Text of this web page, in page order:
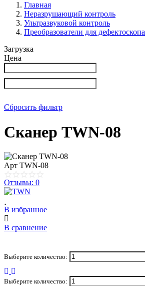
Главная
Неразрушающий контроль
Ультразвуковой контроль
Преобразователи для дефектоскопа
Загрузка
Цена
Сбросить фильтр
Сканер TWN-08
Арт TWN-08
Отзывы: 0
В избранное
В сравнение
Выберите количество:
Выберите количество: